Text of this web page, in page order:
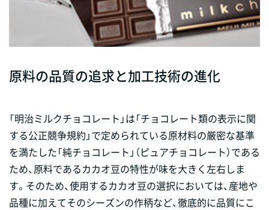
原料の品質の追求と加工技術の進化
「明治ミルクチョコレート」は「チョコレート類の表示に関
する公正競争規約」で定められている原材料の厳密な基準
を満たした「純チョコレート」（ピュアチョコレート）である
ため、原料であるカカオ豆の特性が味を大きく左右しま
す。そのため、使用するカカオ豆の選択においては、産地や
品種に加えてそのシーズンの作柄など、徹底的に品質にこ